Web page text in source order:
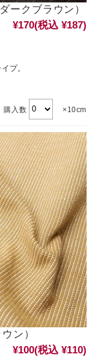
ークブラウン）
¥170(税込 ¥187)
プ。
購入数 ×10cm
ン）
¥100(税込 ¥110)